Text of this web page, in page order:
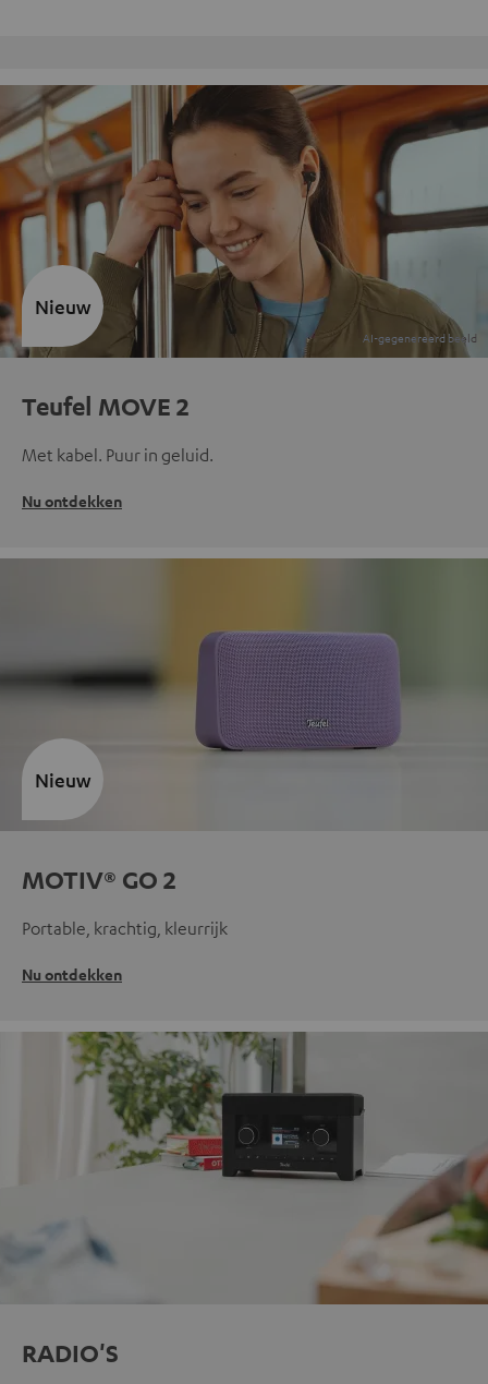
Teufel MOVE 2
Met kabel. Puur in geluid.
Nu ontdekken
Nieuw
MOTIV® GO 2
Portable, krachtig, kleurrijk
Nu ontdekken
Nieuw
RADIO'S